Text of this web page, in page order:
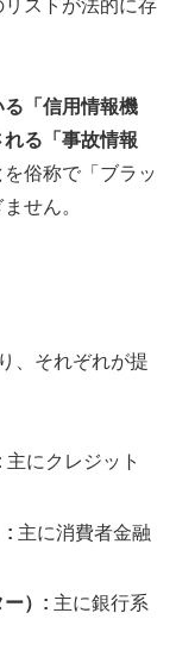
ストが法的に存
「信用情報機
る「事故情報
を俗称で「ブラッ
せん。
、それぞれが提
主にクレジット
: 主に消費者金融
ー）: 主に銀行系